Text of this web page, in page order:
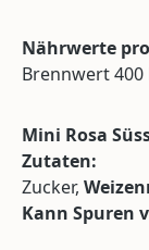
Nährwerte
Brennwert 400
Mini Rosa
Zutaten:
Zucker,
Kann Spuren